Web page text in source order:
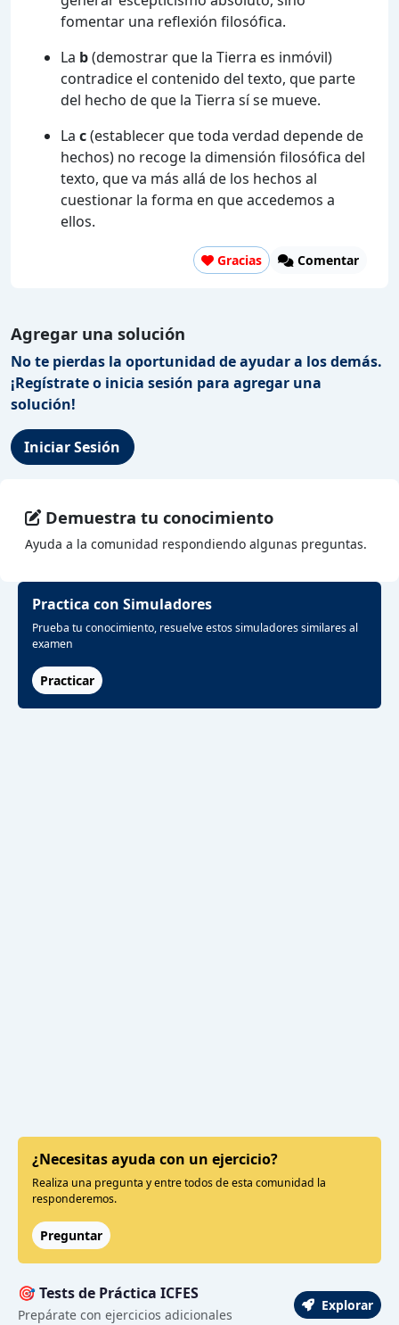
fomentar una reflexión filosófica.
La b(demostrar que la Tierra es inmóvil)
contradice el contenido del texto, que parte
del hecho de que la Tierra sí se mueve.
La c(establecer que toda verdad depende de
hechos) no recoge la dimensión filosófica del
texto, que va más allá de los hechos al
cuestionar la forma en que accedemos a
ellos.
Gracias Comentar
Agregar una solución
No te pierdas la oportunidad de ayudar a los demás.
¡Regístrate o inicia sesión para agregar una
solución!
Iniciar Sesión
Demuestra tu conocimiento
Ayuda a la comunidad respondiendo algunas preguntas.
Practica con Simuladores
Prueba tu conocimiento, resuelve estos simuladores similares al
examen
Practicar
¿Necesitas ayuda con un ejercicio?
Realiza una pregunta y entre todos de esta comunidad la
responderemos.
Preguntar
🎯 Tests de Práctica ICFES
Prepárate con ejercicios adicionales
Explorar